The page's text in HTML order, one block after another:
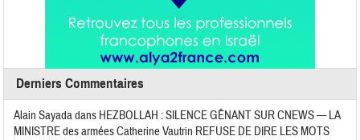
Derniers Commentaires
Alain Sayadadans HEZBOLLAH : SILENCE GÊNANT SUR CNEWS — LA
MINISTRE des armées Catherine Vautrin REFUSE DE DIRE LES MOTS